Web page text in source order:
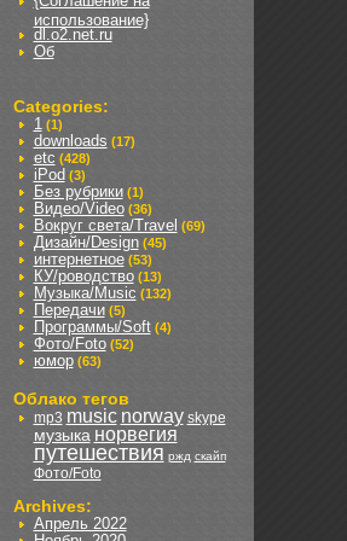
использование}
dl.o2.net.ru
Об
Categories:
1 (1)
downloads (17)
etc (428)
iPod (3)
Без рубрики(1)
Видео/Video(36)
Вокруг света/Travel (69)
Дизайн/Design(45)
интернетное(53)
КУ/роводство(13)
Музыка/Music (132)
Передачи(5)
Программы/Soft(4)
Фото/Foto(52)
юмор(63)
Облако тегов
mp3 music norway skype
музыка норвегия
путешествия ржд скайп
Фото/Foto
Archives:
Апрель 2022